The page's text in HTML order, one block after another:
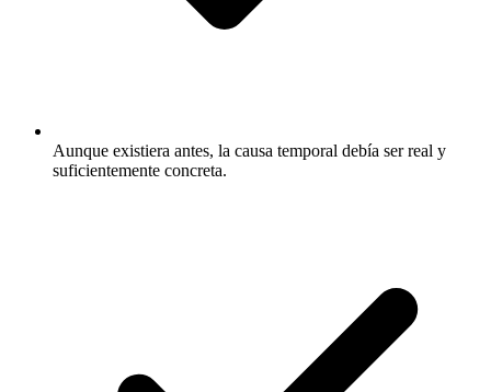
Aunque existiera antes, la causa temporal debía ser real y
suficientemente concreta.